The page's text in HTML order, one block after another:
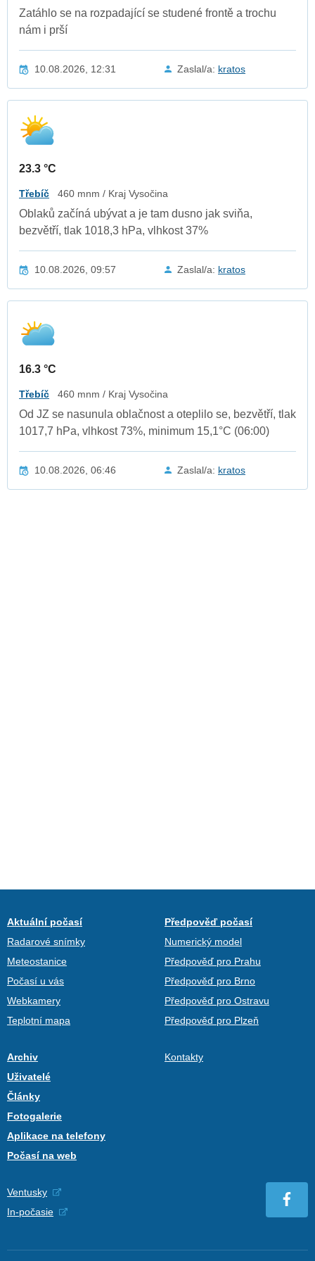
Zatáhlo se na rozpadající se studené frontě a trochu
nám i prší
10.08.2026, 12:31 Zaslal/a: kratos
23.3 °C
Třebíč 460 mnm / Kraj Vysočina
Oblaků začíná ubývat a je tam dusno jak sviňa,
bezvětří, tlak 1018,3 hPa, vlhkost 37%
10.08.2026, 09:57 Zaslal/a: kratos
16.3 °C
Třebíč 460 mnm / Kraj Vysočina
Od JZ se nasunula oblačnost a oteplilo se, bezvětří, tlak
1017,7 hPa, vlhkost 73%, minimum 15,1°C (06:00)
10.08.2026, 06:46 Zaslal/a: kratos
Aktuální počasí
Radarové snímky
Meteostanice
Počasí u vás
Webkamery
Teplotní mapa
Předpověď počasí
Numerický model
Předpověď pro Prahu
Předpověď pro Brno
Předpověď pro Ostravu
Předpověď pro Plzeň
Archiv
Uživatelé
Články
Fotogalerie
Aplikace na telefony
Počasí na web
Kontakty
Ventusky
In-počasie